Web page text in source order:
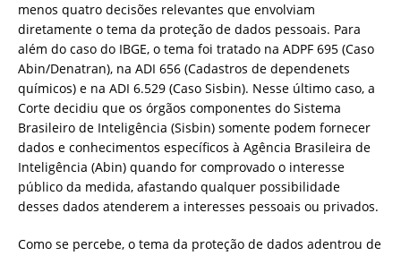
menos quatro decisões relevantes que envolviam
diretamente o tema da proteção de dados pessoais. Para
além do caso do IBGE, o tema foi tratado na ADPF 695 (Caso
Abin/Denatran), na ADI 656 (Cadastros de dependenets
químicos) e na ADI 6.529 (Caso Sisbin). Nesse último caso, a
Corte decidiu que os órgãos componentes do Sistema
Brasileiro de Inteligência (Sisbin) somente podem fornecer
dados e conhecimentos específicos à Agência Brasileira de
Inteligência (Abin) quando for comprovado o interesse
público da medida, afastando qualquer possibilidade
desses dados atenderem a interesses pessoais ou privados.
Como se percebe, o tema da proteção de dados adentrou de